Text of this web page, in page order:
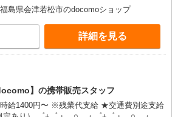
社祝い金10万円支給(規定有) お友達を紹介
, インセンティブ支給(規定有) ★月2回払
週払い可能（規程有）★ ゜・。○。・゜
。○。・゜+゜
福島県会津若松市のdocomoショップ
詳細を見る
】の携帯販売スタッフ
時給1400円〜 ※残業代支給 ★交通費別途支給